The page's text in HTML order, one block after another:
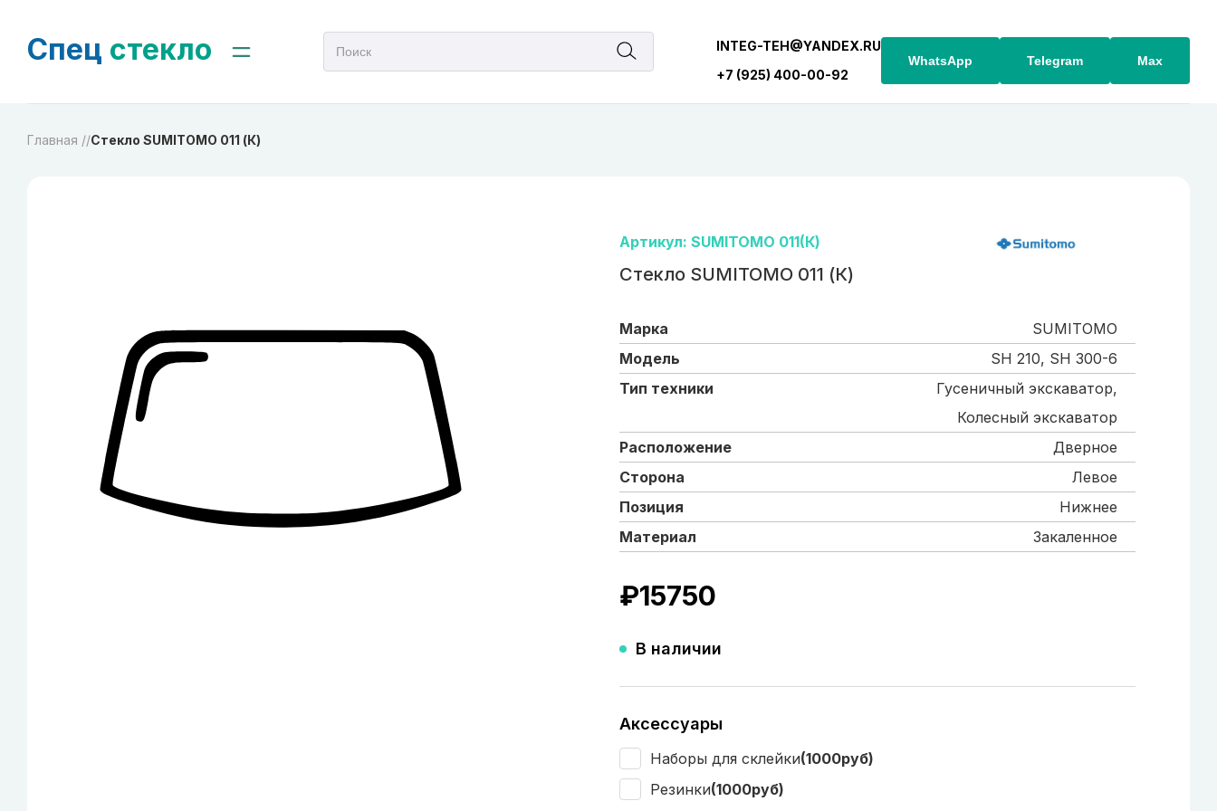
Спец стекло
INTEG-TEH@YANDEX.RU
+7 (925) 400-00-92
WhatsApp Telegram Max
Главная //Стекло SUMITOMO 011 (К)
Артикул: SUMITOMO 011(К)
Стекло SUMITOMO 011 (К)
Марка
SUMITOMO
Модель
SH 210, SH 300-6
Тип техники
Гусеничный экскаватор,
Колесный экскаватор
Расположение
Дверное
Сторона
Левое
Позиция
Нижнее
Материал
Закаленное
₽15750
В наличии
Аксессуары
Наборы для склейки(1000руб)
Резинки(1000руб)